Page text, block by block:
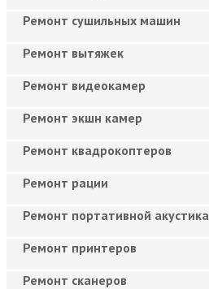
Ремонт сушильных машин
Ремонт вытяжек
Ремонт видеокамер
Ремонт экшн камер
Ремонт квадрокоптеров
Ремонт рации
Ремонт портативной акустика
Ремонт принтеров
Ремонт сканеров